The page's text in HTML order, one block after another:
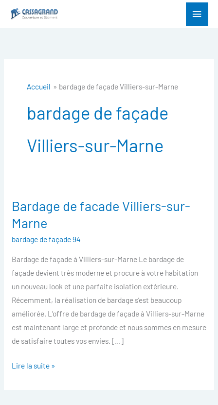
Menu
Accueil bardage de façade Villiers-sur-Marne
bardage de façade
Villiers-sur-Marne
Bardage de facade Villiers-sur-
Marne
bardage de façade 94
Bardage de façade à Villiers-sur-Marne Le bardage de
façade devient très moderne et procure à votre habitation
un nouveau look et une parfaite isolation extérieure.
Récemment, la réalisation de bardage s’est beaucoup
améliorée. L’offre de bardage de façade à Villiers-sur-Marne
est maintenant large et profonde et nous sommes en mesure
de satisfaire toutes vos envies. […]
Bardage
de
facade
Villiers-
sur-
Marne
Lire la suite »